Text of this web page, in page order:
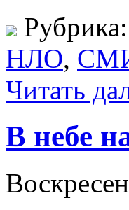
Рубрика:
НЛО,
Читать
В небе